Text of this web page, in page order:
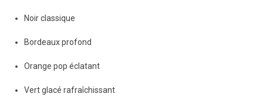
Noir classique
Bordeaux profond
Orange pop éclatant
Vert glacé rafraîchissant